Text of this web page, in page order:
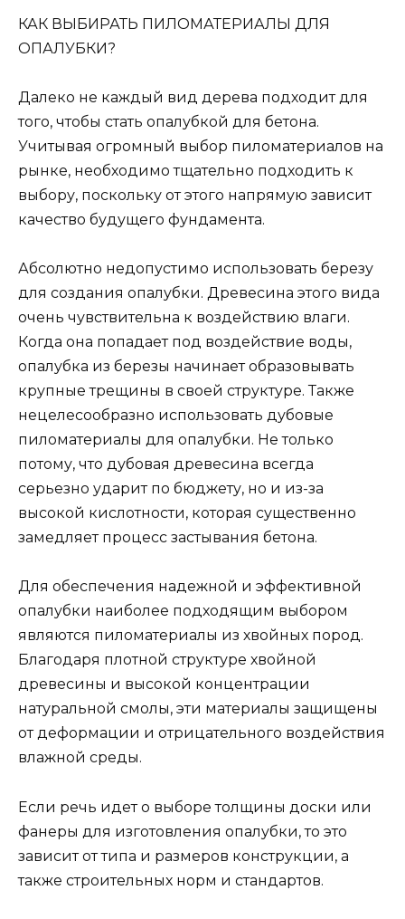
КАК ВЫБИРАТЬ ПИЛОМАТЕРИАЛЫ ДЛЯ
ОПАЛУБКИ?
Далеко не каждый вид дерева подходит для
того, чтобы стать опалубкой для бетона.
Учитывая огромный выбор пиломатериалов на
рынке, необходимо тщательно подходить к
выбору, поскольку от этого напрямую зависит
качество будущего фундамента.
Абсолютно недопустимо использовать березу
для создания опалубки. Древесина этого вида
очень чувствительна к воздействию влаги.
Когда она попадает под воздействие воды,
опалубка из березы начинает образовывать
крупные трещины в своей структуре. Также
нецелесообразно использовать дубовые
пиломатериалы для опалубки. Не только
потому, что дубовая древесина всегда
серьезно ударит по бюджету, но и из-за
высокой кислотности, которая существенно
замедляет процесс застывания бетона.
Для обеспечения надежной и эффективной
опалубки наиболее подходящим выбором
являются пиломатериалы из хвойных пород.
Благодаря плотной структуре хвойной
древесины и высокой концентрации
натуральной смолы, эти материалы защищены
от деформации и отрицательного воздействия
влажной среды.
Если речь идет о выборе толщины доски или
фанеры для изготовления опалубки, то это
зависит от типа и размеров конструкции, а
также строительных норм и стандартов.